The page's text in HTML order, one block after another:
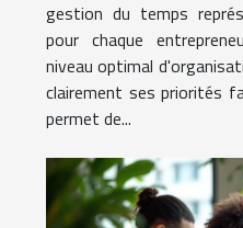
gestion du temps
pour chaque
niveau optimal
clairement ses priorités
permet de...